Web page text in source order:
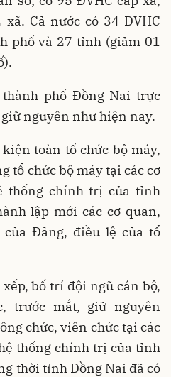
Cả nước có 34 ĐVHC
phố và 27 tỉnh (giảm 01
phố Đồng Nai trực
nguyên như hiện nay.
toàn tổ chức bộ máy,
tổ chức bộ máy tại các cơ
thống chính trị của tỉnh
lập mới các cơ quan,
Đảng, điều lệ của tổ
bố trí đội ngũ cán bộ,
trước mắt, giữ nguyên
chức, viên chức tại các
thống chính trị của tỉnh
thời tỉnh Đồng Nai đã có